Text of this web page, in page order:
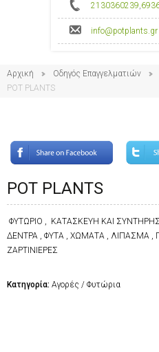
2130360239,
info@potplants.gr
Αρχική Οδηγός Επαγγελματιών
POT PLANTS
POT PLANTS
ΦΥΤΩΡΙΟ , ΚΑΤΑΣΚΕΥΗ ΚΑΙ
ΔΕΝΤΡΑ , ΦΥΤΑ , ΧΩΜΑΤΑ , ΛΙΠΑΣΜΑ ,
ΖΑΡΤΙΝΙΕΡΕΣ
Κατηγορία: Αγορές / Φυτώρια